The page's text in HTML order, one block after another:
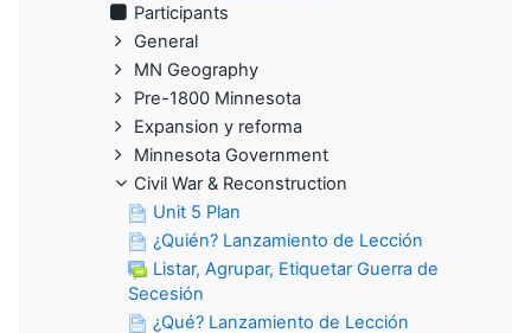
Participants
General
MN Geography
Pre-1800 Minnesota
Expansion y reforma
Minnesota Government
Civil War & Reconstruction
Unit 5 Plan
¿Quién? Lanzamiento de Lección
Listar, Agrupar, Etiquetar Guerra de
Secesión
¿Qué? Lanzamiento de Lección